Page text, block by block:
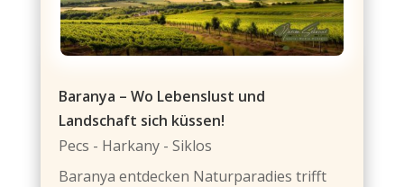
Baranya – Wo Lebenslust und
Landschaft sich küssen!
Pecs - Harkany - Siklos
Baranya entdecken Naturparadies trifft